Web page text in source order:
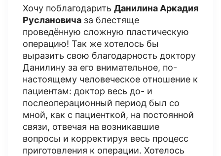
Хочу поблагодарить Данилина Аркадия
Руслановича за блестяще
проведённую сложную пластическую
операцию! Так же хотелось бы
выразить свою благодарность доктору
Данилину за его внимательное, по-
настоящему человеческое отношение к
пациентам: доктор весь до- и
послеоперационный период был со
мной, как с пациенткой, на постоянной
связи, отвечая на возникавшие
вопросы и корректируя весь процесс
приготовления к операции. Хотелось